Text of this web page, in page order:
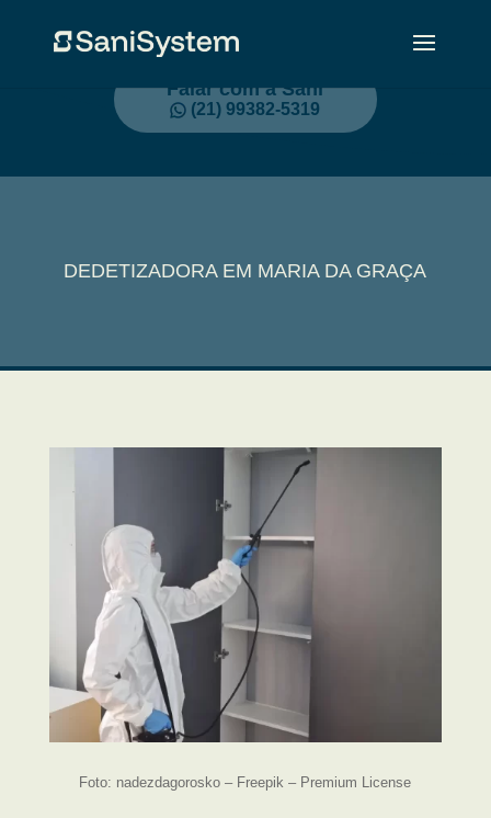
Falar com a Sani
(21) 99382-5319
DEDETIZADORA EM MARIA DA GRAÇA
Foto: nadezdagorosko – Freepik – Premium License